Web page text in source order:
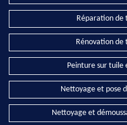
Réparation de
Rénovation de
Peinture sur tuile
Nettoyage et pose
Nettoyage et